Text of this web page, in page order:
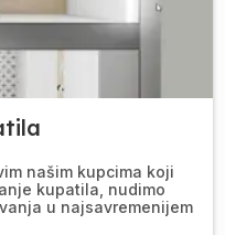
našim kupcima koji
kupatila, nudimo
u najsavremenijem